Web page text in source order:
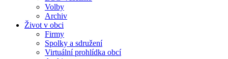
Volby
Archiv
Život v obci
Firmy
Spolky a sdružení
Virtuální prohlídka obcí